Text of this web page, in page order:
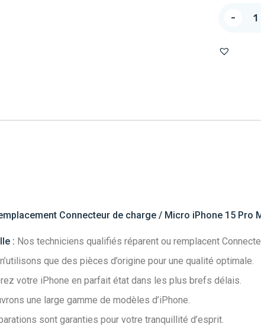
-
Connecteur de charge / Micro iPhone 15 Pro
: Nos techniciens qualifiés réparent ou remplacent
que des pièces d’origine pour une qualité optimale.
votre iPhone en parfait état dans les plus brefs délais.
une large gamme de modèles d’iPhone.
sont garanties pour votre tranquillité d’esprit.